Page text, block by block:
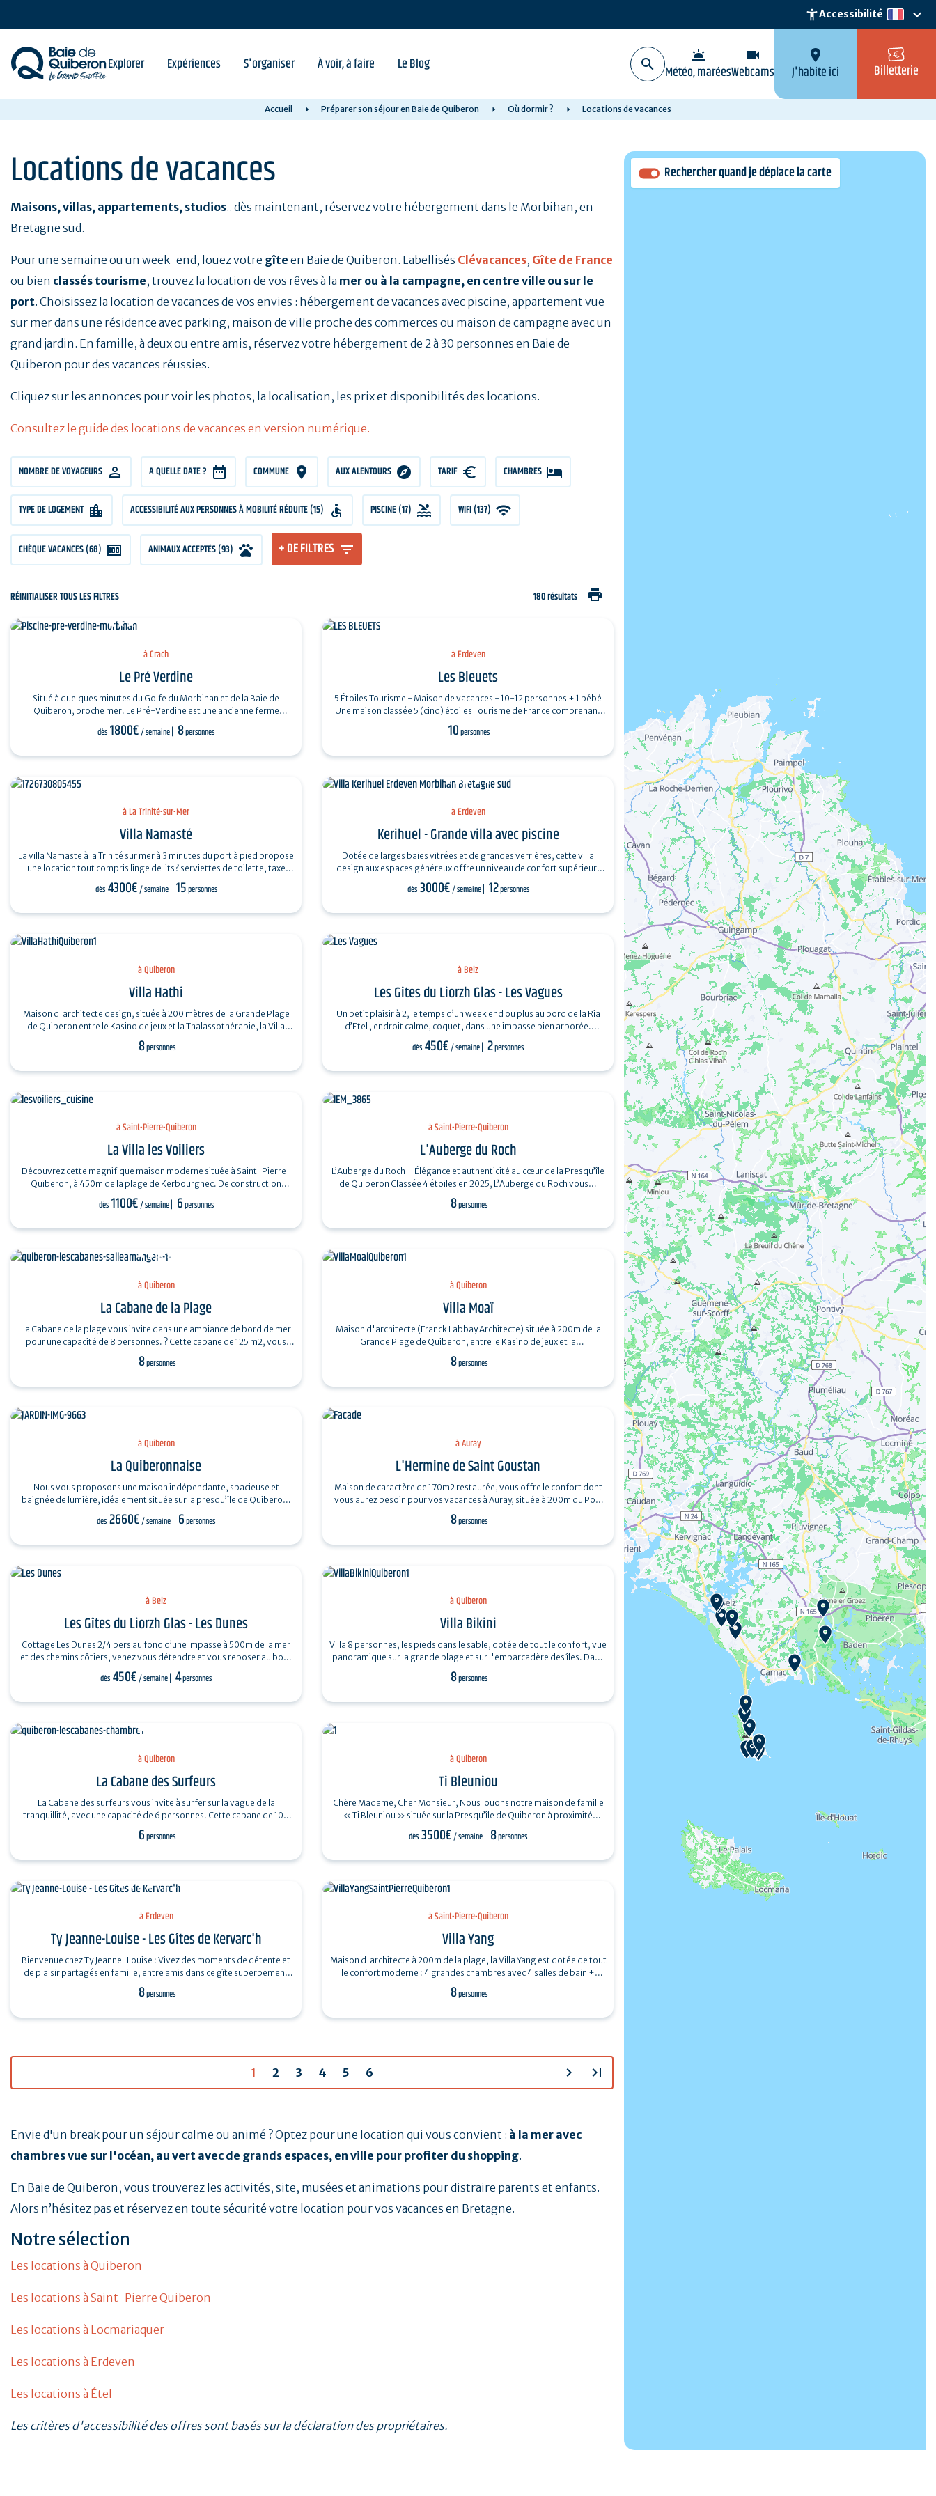
principal
accessibility_newAccessibilité fr
keyboard_arrow_down
Explorer Expériences S'organiser À voir, à faire Le Blog wb_twilight
Météo, marées
videocam
Webcams
location_on
J'habite ici Billetterie
Accueil Préparer son séjour en Baie de Quiberon Où dormir ? Locations de vacances
Locations de vacances
Maisons, villas, appartements, studios.. dès maintenant, réservez votre hébergement dans le Morbihan, en
Bretagne sud.
Pour une semaine ou un week-end, louez votre gîte en Baie de Quiberon. Labellisés Clévacances, Gîte de France
ou bien classés tourisme, trouvez la location de vos rêves à la mer ou à la campagne, en centre ville ou sur le
port. Choisissez la location de vacances de vos envies : hébergement de vacances avec piscine, appartement vue
sur mer dans une résidence avec parking, maison de ville proche des commerces ou maison de campagne avec un
grand jardin. En famille, à deux ou entre amis, réservez votre hébergement de 2 à 30 personnes en Baie de
Quiberon pour des vacances réussies.
Cliquez sur les annonces pour voir les photos, la localisation, les prix et disponibilités des locations.
Consultez le guide des locations de vacances en version numérique.
NOMBRE
DE
VOYAGEURS
NOMBRE DE VOYAGEURS A QUELLE DATE ? COMMUNE AUX ALENTOURS TARIF
TARIF CHAMBRES
CHAMBRES
TYPE DE LOGEMENT ACCESSIBILITÉ AUX PERSONNES À MOBILITÉ RÉDUITE (15) PISCINE (17) WIFI (137)
CHÈQUE VACANCES (68) ANIMAUX ACCEPTÉS (93) + DE FILTRES
RÉINITIALISER TOUS LES FILTRES 180 résultats print
à Crach
Le Pré Verdine
Situé à quelques minutes du Golfe du Morbihan et de la Baie de
Quiberon, proche mer. Le Pré-Verdine est une ancienne ferme
longère rénovée en gîte…
dès 1800€/ semaine 8personnes
à Erdeven
Les Bleuets
5 Étoiles Tourisme - Maison de vacances - 10-12 personnes + 1 bébé
Une maison classée 5 (cinq) étoiles Tourisme de France comprenant
10personnes
à La Trinité-sur-Mer
Villa Namasté
La villa Namaste à la Trinité sur mer à 3 minutes du port à pied propose
une location tout compris linge de lits? serviettes de toilette, taxe
dès 4300€/ semaine 15personnes
à Erdeven
Kerihuel - Grande villa avec piscine
Dotée de larges baies vitrées et de grandes verrières, cette villa
design aux espaces généreux offre un niveau de confort supérieur.
Organisée…
dès 3000€/ semaine 12personnes
à Quiberon
Villa Hathi
Maison d'architecte design, située à 200 mètres de la Grande Plage
de Quiberon entre le Kasino de jeux et la Thalassothérapie, la Villa
Hathi vous…
8personnes
à Belz
Les Gîtes du Liorzh Glas - Les Vagues
Un petit plaisir à 2, le temps d’un week end ou plus au bord de la Ria
d’Etel , endroit calme, coquet, dans une impasse bien arborée.
dès 450€/ semaine 2personnes
à Saint-Pierre-Quiberon
La Villa les Voiliers
Découvrez cette magnifique maison moderne située à Saint-Pierre-
Quiberon, à 450m de la plage de Kerbourgnec. De construction
récente, cette…
dès 1100€/ semaine 6personnes
à Saint-Pierre-Quiberon
L'Auberge du Roch
L’Auberge du Roch – Élégance et authenticité au cœur de la Presqu’île
de Quiberon Classée 4 étoiles en 2025, L’Auberge du Roch vous…
8personnes
à Quiberon
La Cabane de la Plage
La Cabane de la plage vous invite dans une ambiance de bord de mer
pour une capacité de 8 personnes. ? Cette cabane de 125 m2, vous
propose 4 chambres…
8personnes
à Quiberon
Villa Moaï
Maison d'architecte (Franck Labbay Architecte) située à 200m de la
Grande Plage de Quiberon, entre le Kasino de jeux et la
Thalassothérapie, la Villa…
8personnes
à Quiberon
La Quiberonnaise
Nous vous proposons une maison indépendante, spacieuse et
baignée de lumière, idéalement située sur la presqu’île de Quiberon.
Elle dispose d’un…
dès 2660€/ semaine 6personnes
à Auray
L'Hermine de Saint Goustan
Maison de caractère de 170m2 restaurée, vous offre le confort dont
vous aurez besoin pour vos vacances à Auray, située à 200m du Port
de St Goustan…
8personnes
à Belz
Les Gîtes du Liorzh Glas - Les Dunes
Cottage Les Dunes 2/4 pers au fond d’une impasse à 500m de la mer
et des chemins côtiers, venez vous détendre et vous reposer au bord
de la piscine…
dès 450€/ semaine 4personnes
à Quiberon
Villa Bikini
Villa 8 personnes, les pieds dans le sable, dotée de tout le confort, vue
panoramique sur la grande plage et sur l'embarcadère des îles. Dans
8personnes
à Quiberon
La Cabane des Surfeurs
La Cabane des surfeurs vous invite à surfer sur la vague de la
tranquillité, avec une capacité de 6 personnes. Cette cabane de 100
m2, vous propose 3…
6personnes
à Quiberon
Ti Bleuniou
Chère Madame, Cher Monsieur, Nous louons notre maison de famille
« Ti Bleuniou » située sur la Presqu’île de Quiberon à proximité
immédiate…
dès 3500€/ semaine 8personnes
à Erdeven
Ty Jeanne-Louise - Les Gîtes de Kervarc'h
Bienvenue chez Ty Jeanne-Louise : Vivez des moments de détente et
de plaisir partagés en famille, entre amis dans ce gîte superbement
rénové,…
8personnes
à Saint-Pierre-Quiberon
Villa Yang
Maison d'architecte à 200m de la plage, la Villa Yang est dotée de tout
le confort moderne : 4 grandes chambres avec 4 salles de bain +
toilettes…
8personnes
1 2 3 4 5 6 chevron_right last_page
Envie d'un break pour un séjour calme ou animé ? Optez pour une location qui vous convient : à la mer avec
chambres vue sur l'océan, au vert avec de grands espaces, en ville pour profiter du shopping.
En Baie de Quiberon, vous trouverez les activités, site, musées et animations pour distraire parents et enfants.
Alors n’hésitez pas et réservez en toute sécurité votre location pour vos vacances en Bretagne.
Notre sélection
Les locations à Quiberon
Les locations à Saint-Pierre Quiberon
Les locations à Locmariaquer
Les locations à Erdeven
Les locations à Étel
Les critères d'accessibilité des offres sont basés sur la déclaration des propriétaires.
Rechercher quand je déplace la carte